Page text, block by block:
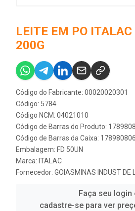
LEITE EM PO
200G
Código do Fabricante: 00020020301
Código: 5784
Código NCM: 04021010
Código de Barras do Produto:
Código de Barras da Caixa:
Embalagem: FD 50UN
Marca: ITALAC
Fornecedor: GOIASMINAS INDUST DE
Faça seu login
cadastre-se para ver